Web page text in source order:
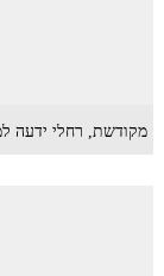
מקודשת, רחלי ידעה